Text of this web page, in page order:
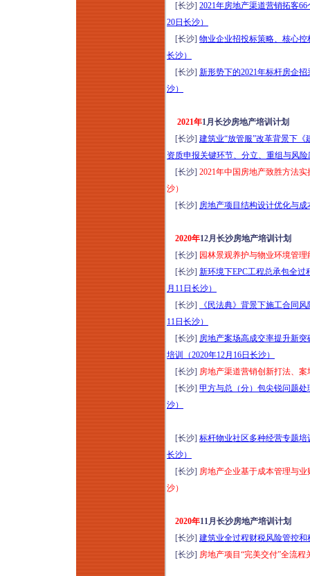
[长沙] 2021年房地产渠道营销拓客
20日长沙）
[长沙] 物业企业招投标策略、核心
长沙）
[长沙] 新形势下的2021年标杆房企
沙）
2021年1月长沙房地产培训计划
[长沙] 建筑业“放管服”改革背景下
资质申报关键环节、分立、重组与风
[长沙] 2021年中国房地产致胜方法
沙）
[长沙] 房地产项目结构设计优化与
2020年12月长沙房地产培训计划
[长沙] 园林景观养护与物业环境管
[长沙] 新环境下EPC工程总承包全
月11日长沙）
[长沙]
《民法典》背景下施工合同
11日长沙）
[长沙] 房地产案场高成交率提升新
培训（2020年12月16日长沙）
[长沙] 房地产渠道营销创新打法、
[长沙] 甲方与总（分）包尖锐问题处
沙）
[长沙] 标杆物业社区多种经营专题培
长沙）
[长沙] 房地产企业基于成本管理与
沙）
2020年11月长沙房地产培训计划
[长沙] 建筑业全过程财税风险管控和
[长沙] 房地产项目“完美交付”全流